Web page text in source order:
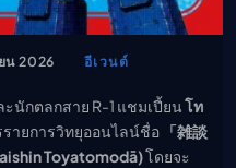
น 2026 อีเวนต์
ะนักตลกสาย R-1 แชมเปี้ยนโท
ายการวิทยุออนไลน์ชื่อ 「雑談
Toyatomodā)โดยจะ